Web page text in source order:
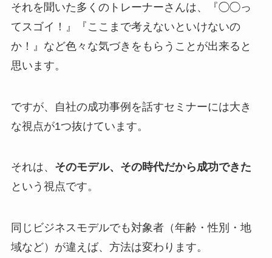
それを聞いた多くのトレーナーさんは、『◯◯っ
てスゴイ！』『ここまで考えないといけないの
か！』など色々な気づきをもらうことが出来ると
思います。
ですが、自社の成功事例を話すセミナーには大き
な視点が1つ抜けています。
それは、 そのモデル、その時代だから成功できた
という視点です。
同じビジネスモデルでも対象者（年齢・性別・地
域など）が違えば、方法は変わります。